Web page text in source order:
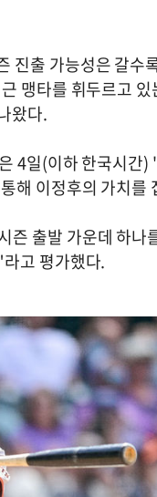
진출 가능성은 갈수
맹타를 휘두르고
왔다.
4일(이하 한국시간
해 이정후의 가치를
출발 가운데 하나
고 평가했다.